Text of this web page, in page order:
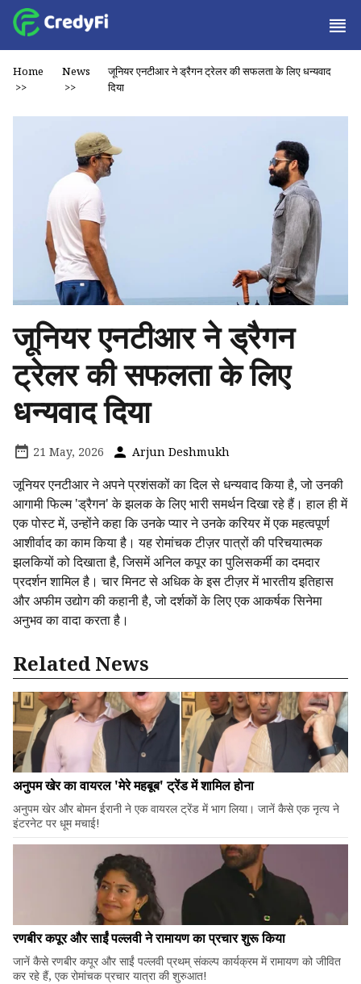
Home
>>
News
>>
जूनियर एनटीआर ने ड्रैगन ट्रेलर की सफलता के लिए धन्यवाद
दिया
जूनियर एनटीआर ने ड्रैगन
ट्रेलर की सफलता के लिए
धन्यवाद दिया
21 May, 2026 Arjun Deshmukh
जूनियर एनटीआर ने अपने प्रशंसकों का दिल से धन्यवाद किया है, जो उनकी
आगामी फिल्म 'ड्रैगन' के झलक के लिए भारी समर्थन दिखा रहे हैं। हाल ही में
एक पोस्ट में, उन्होंने कहा कि उनके प्यार ने उनके करियर में एक महत्वपूर्ण
आशीर्वाद का काम किया है। यह रोमांचक टीज़र पात्रों की परिचयात्मक
झलकियों को दिखाता है, जिसमें अनिल कपूर का पुलिसकर्मी का दमदार
प्रदर्शन शामिल है। चार मिनट से अधिक के इस टीज़र में भारतीय इतिहास
और अफीम उद्योग की कहानी है, जो दर्शकों के लिए एक आकर्षक सिनेमा
अनुभव का वादा करता है।
Related News
अनुपम खेर का वायरल 'मेरे महबूब' ट्रेंड में शामिल होना
अनुपम खेर और बोमन ईरानी ने एक वायरल ट्रेंड में भाग लिया। जानें कैसे एक नृत्य ने
इंटरनेट पर धूम मचाई!
रणबीर कपूर और साईं पल्लवी ने रामायण का प्रचार शुरू किया
जानें कैसे रणबीर कपूर और साईं पल्लवी प्रथम् संकल्प कार्यक्रम में रामायण को जीवित
कर रहे हैं, एक रोमांचक प्रचार यात्रा की शुरुआत!